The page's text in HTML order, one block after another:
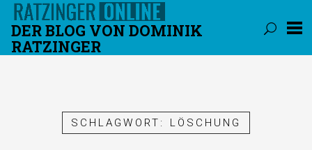
DER BLOG VON DOMINIK
RATZINGER
SCHLAGWORT: LÖSCHUNG